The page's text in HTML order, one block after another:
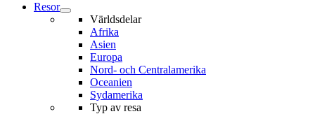
Resor
Världsdelar
Afrika
Asien
Europa
Nord- och Centralamerika
Oceanien
Sydamerika
Typ av resa